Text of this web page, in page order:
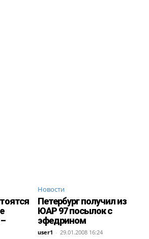
Новости
Петербург получил из
ЮАР 97 посылок с
эфедрином
user1 - 29.01.2008 16:24